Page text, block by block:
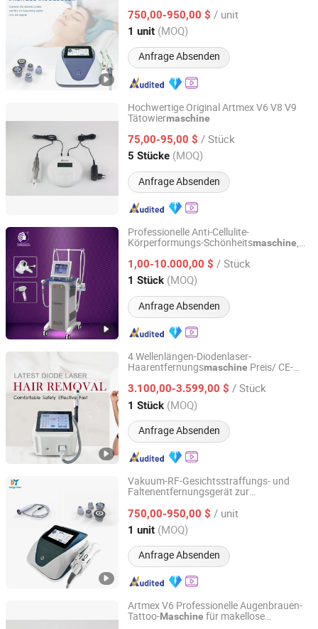
750,00-950,00 $ / unit
1 unit (MOQ)
Anfrage Absenden
Guangdong, China Seit 2018
Hochwertige Original Artmex V6 V8 V9
Tätowiermaschine
75,00-95,00 $ / Stück
5 Stücke (MOQ)
Anfrage Absenden
Shandong Urway Biological Technology Co., Ltd.
Shandong, China Seit 2022
Professionelle Anti-Cellulite-
Körperformungs-Schönheitsmaschine,
1,00-10.000,00 $ / Stück
1 Stück (MOQ)
Anfrage Absenden
Beijing Globalipl Development Co., Ltd.
Beijing, China Seit 2009
4 Wellenlängen-Diodenlaser-
Haarentfernungsmaschine Preis/ CE-
Haarentfernung
3.100,00-3.599,00 $ / Stück
1 Stück (MOQ)
Anfrage Absenden
Beijing Sunrise Science&Technology Co., Ltd.
Beijing, China Seit 2022
Vakuum-RF-Gesichtsstraffungs- und
Faltenentfernungsgerät zur
750,00-950,00 $ / unit
1 unit (MOQ)
Anfrage Absenden
Guangzhou Danye Optical Co., Ltd.
Guangdong, China Seit 2018
Artmex V6 Professionelle Augenbrauen-
Tattoo-Maschine für makellose
Shandong Urway Biological Technology Co., Ltd.